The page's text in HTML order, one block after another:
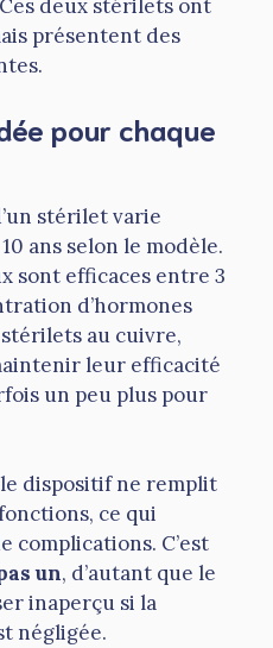
deux stérilets ont
présentent des
pour chaque
stérilet varie
ans selon le modèle.
sont efficaces entre 3
d’hormones
au cuivre,
leur efficacité
un peu plus pour
dispositif ne remplit
ce qui
complications. C’est
un, d’autant que le
inaperçu si la
négligée.